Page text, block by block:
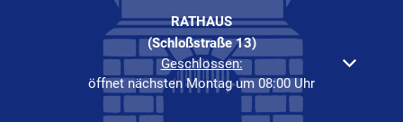
RATHAUS
(Schloßstraße 13)
Klicken, um weitere Öffnungs- oder Schließzeiten
Geschlossen:
öffnet nächsten Montag um 08:00 Uhr